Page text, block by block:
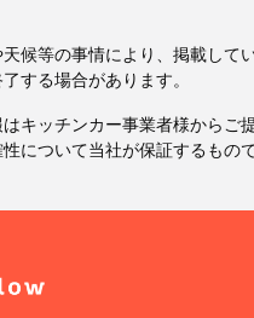
候等の事情により、掲載して
する場合があります。
キッチンカー事業者様からご
について当社が保証するもの